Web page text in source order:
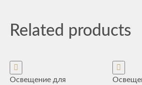
Related products
Освещение для